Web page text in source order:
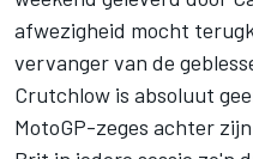
afwezigheid mocht
vervanger van de
Crutchlow is absoluut
MotoGP-zeges achter